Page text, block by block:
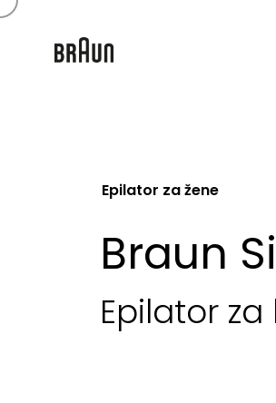
Epilator za žene
Braun
Epilator